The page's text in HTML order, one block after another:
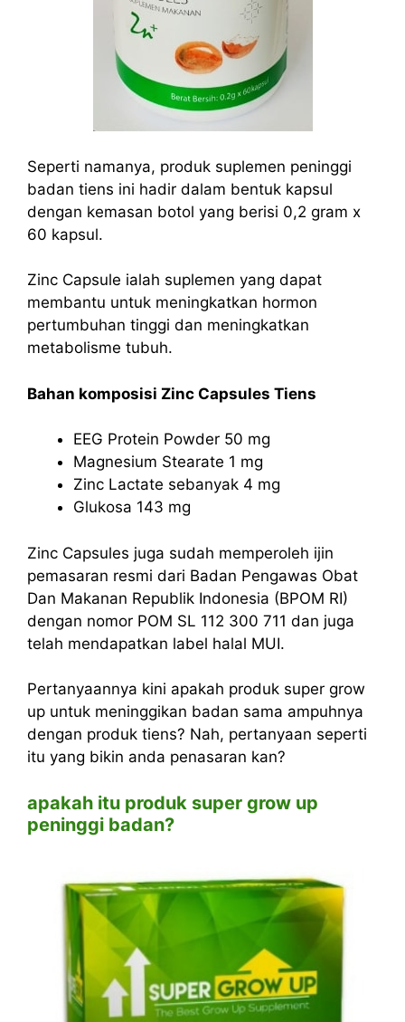
Seperti namanya, produk suplemen peninggi
badan tiens ini hadir dalam bentuk kapsul
dengan kemasan botol yang berisi 0,2 gram x
60 kapsul.
Zinc Capsule ialah suplemen yang dapat
membantu untuk meningkatkan hormon
pertumbuhan tinggi dan meningkatkan
metabolisme tubuh.
Bahan komposisi Zinc Capsules Tiens
EEG Protein Powder 50 mg
Magnesium Stearate 1 mg
Zinc Lactate sebanyak 4 mg
Glukosa 143 mg
Zinc Capsules juga sudah memperoleh ijin
pemasaran resmi dari Badan Pengawas Obat
Dan Makanan Republik Indonesia (BPOM RI)
dengan nomor POM SL 112 300 711 dan juga
telah mendapatkan label halal MUI.
Pertanyaannya kini apakah produk super grow
up untuk meninggikan badan sama ampuhnya
dengan produk tiens? Nah, pertanyaan seperti
itu yang bikin anda penasaran kan?
apakah itu produk super grow up
peninggi badan?